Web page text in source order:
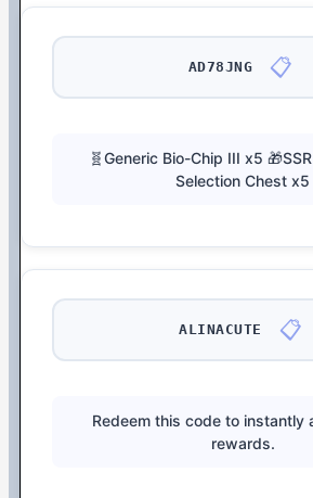
AD78JNG 📋
🧬Generic Bio-Chip III x5
Selection Chest x5
ALINACUTE 📋
Redeem this code to instantly
rewards.